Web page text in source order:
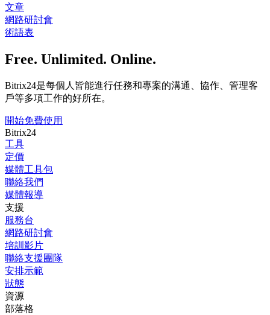
文章
網路研討會
術語表
Free. Unlimited. Online.
Bitrix24是每個人皆能進行任務和專案的溝通、協作、管理客
戶等多項工作的好所在。
開始免費使用
Bitrix24
工具
定價
媒體工具包
聯絡我們
媒體報導
支援
服務台
網路研討會
培訓影片
聯絡支援團隊
安排示範
狀態
資源
部落格